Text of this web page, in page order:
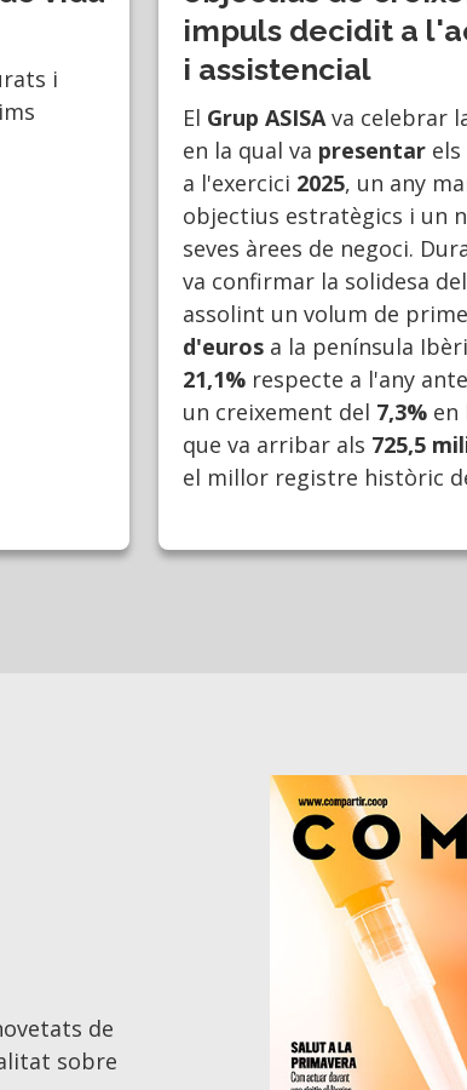
i
impuls decidit a
i assistencial
El Grup ASISA va celebrar
en la qual va presentar
a l'exercici 2025, un any
objectius estratègics i un
seves àrees de negoci.
va confirmar la solidesa
assolint un volum de
d'euros a la península
21,1% respecte a l'any
un creixement del 7,3% en
que va arribar als 725,5
el millor registre històric
de
sobre